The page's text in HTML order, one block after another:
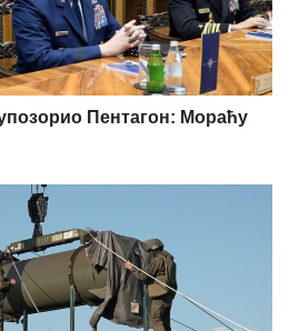
Пентагон: Мораћу